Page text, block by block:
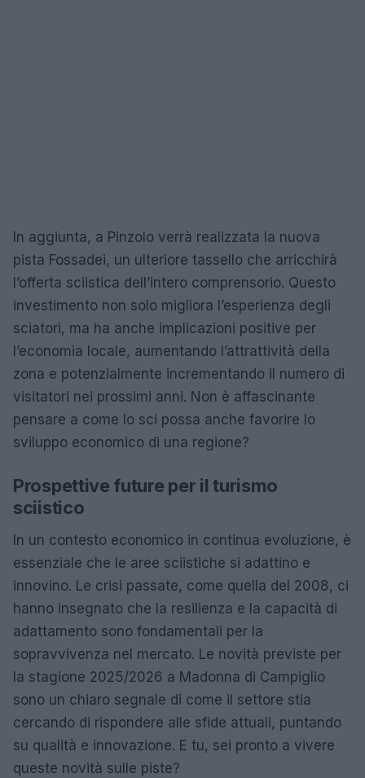
In aggiunta, a Pinzolo verrà realizzata la nuova
pista Fossadei, un ulteriore tassello che arricchirà
l’offerta sciistica dell’intero comprensorio. Questo
investimento non solo migliora l’esperienza degli
sciatori, ma ha anche implicazioni positive per
l’economia locale, aumentando l’attrattività della
zona e potenzialmente incrementando il numero di
visitatori nei prossimi anni. Non è affascinante
pensare a come lo sci possa anche favorire lo
sviluppo economico di una regione?
Prospettive future per il turismo
sciistico
In un contesto economico in continua evoluzione, è
essenziale che le aree sciistiche si adattino e
innovino. Le crisi passate, come quella del 2008, ci
hanno insegnato che la resilienza e la capacità di
adattamento sono fondamentali per la
sopravvivenza nel mercato. Le novità previste per
la stagione 2025/2026 a Madonna di Campiglio
sono un chiaro segnale di come il settore stia
cercando di rispondere alle sfide attuali, puntando
su qualità e innovazione. E tu, sei pronto a vivere
queste novità sulle piste?